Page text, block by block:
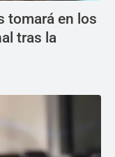
tomará en los
tras la